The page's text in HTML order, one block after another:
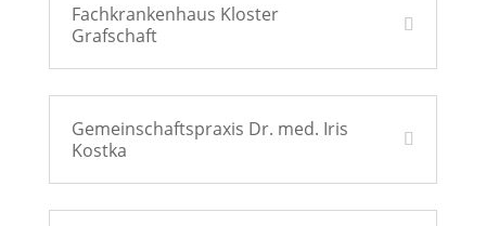
Fachkrankenhaus Kloster
Grafschaft
Gemeinschaftspraxis Dr. med. Iris
Kostka